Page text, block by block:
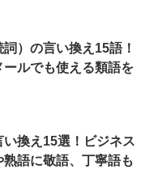
詞）の言い換え15語！
ールでも使える類語を
い換え15選！ビジネス
語に敬語、丁寧語も